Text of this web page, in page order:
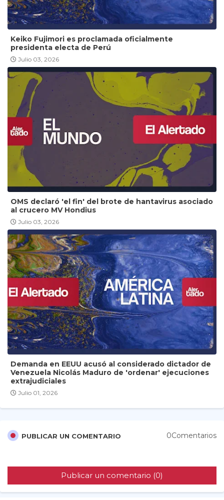
Keiko Fujimori es proclamada oficialmente
presidenta electa de Perú
Julio 03, 2026
OMS declaró 'el fin' del brote de hantavirus asociado
al crucero MV Hondius
Julio 03, 2026
Demanda en EEUU acusó al considerado dictador de
Venezuela Nicolás Maduro de 'ordenar' ejecuciones
extrajudiciales
Julio 01, 2026
PUBLICAR UN COMENTARIO 0Comentarios
Publicar un comentario (0)